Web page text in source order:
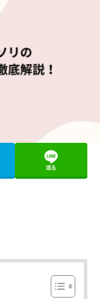
送る